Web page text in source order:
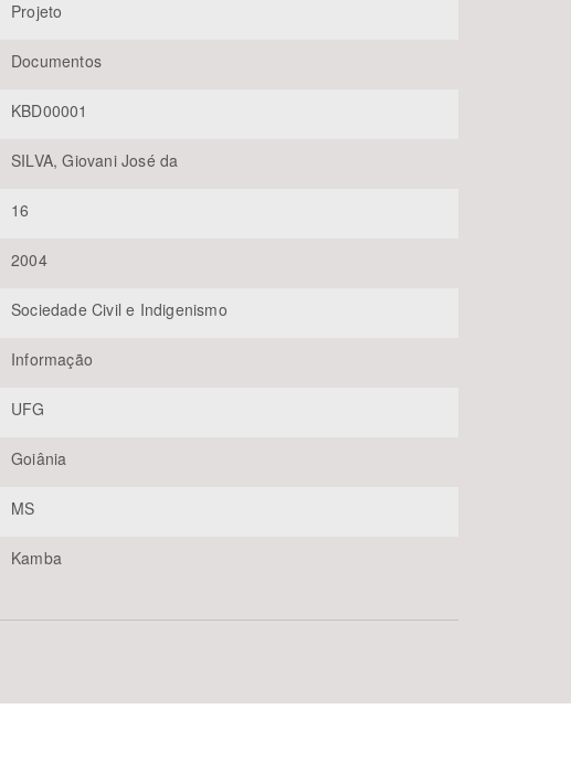
Projeto
Documentos
KBD00001
SILVA, Giovani José da
16
2004
Sociedade Civil e Indigenismo
Informação
UFG
Goiânia
MS
Kamba